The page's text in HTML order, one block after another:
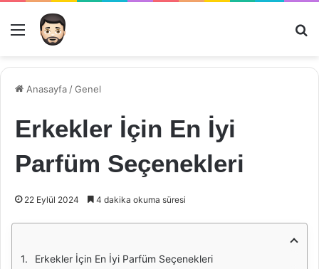
Menü
Anasayfa /Genel
Erkekler İçin En İyi
Parfüm Seçenekleri
22 Eylül 2024 4 dakika okuma süresi
Erkekler İçin En İyi Parfüm Seçenekleri